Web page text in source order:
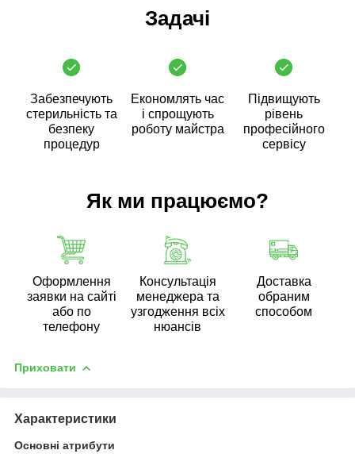
Задачі
Забезпечують
стерильність та
безпеку
процедур
Економлять час
і спрощують
роботу майстра
Підвищують
рівень
професійного
сервісу
Як ми працюємо?
Оформлення
заявки на сайті
або по
телефону
Консультація
менеджера та
узгодження всіх
нюансів
Доставка
обраним
способом
Приховати
Характеристики
Основні атрибути